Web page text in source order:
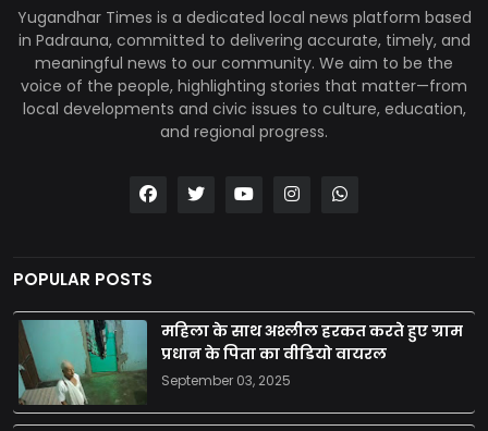
Yugandhar Times is a dedicated local news platform based
in Padrauna, committed to delivering accurate, timely, and
meaningful news to our community. We aim to be the
voice of the people, highlighting stories that matter—from
local developments and civic issues to culture, education,
and regional progress.
POPULAR POSTS
महिला के साथ अश्लील हरकत करते हुए ग्राम
प्रधान के पिता का वीडियो वायरल
September 03, 2025